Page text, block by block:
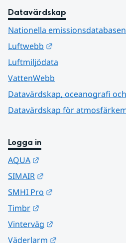
Datavärdskap
Nationella emissionsdatabasen
Luftwebb
Luftmiljödata
VattenWebb
Datavärdskap, oceanografi
Datavärdskap för
Logga in
AQUA
SIMAIR
SMHI Pro
Timbr
Vinterväg
Väderlarm